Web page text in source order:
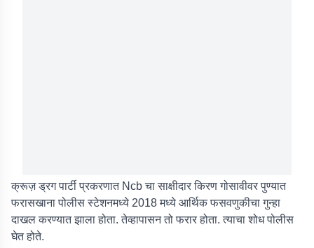
क्रूज़ ड्रग पार्टी प्रकरणात Ncb चा साक्षीदार किरण गोसावीवर पुण्यात
फरासखाना पोलीस स्टेशनमध्ये 2018 मध्ये आर्थिक फसवणुकीचा गुन्हा
दाखल करण्यात झाला होता. तेव्हापासन तो फरार होता. त्याचा शोध पोलीस
घेत होते.